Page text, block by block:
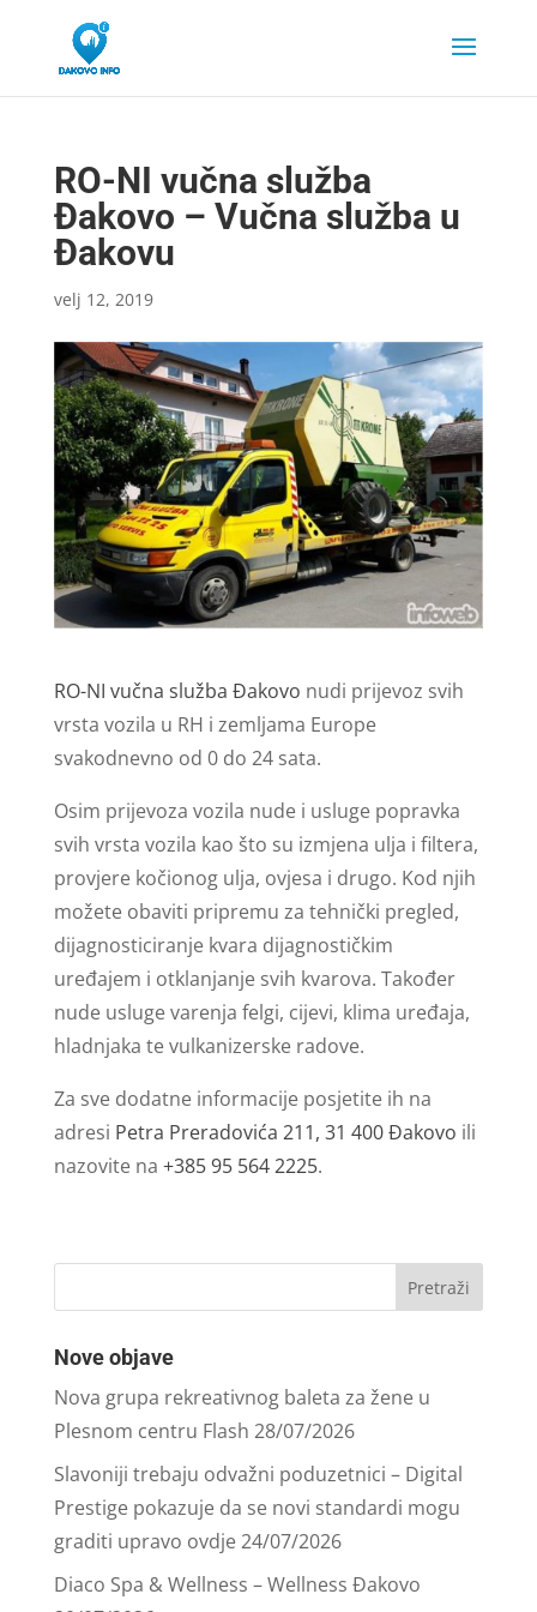
RO-NI vučna služba
Đakovo – Vučna služba u
Đakovu
velj 12, 2019
RO-NI vučna služba Đakovo nudi prijevoz svih
vrsta vozila u RH i zemljama Europe
svakodnevno od 0 do 24 sata.
Osim prijevoza vozila nude i usluge popravka
svih vrsta vozila kao što su izmjena ulja i filtera,
provjere kočionog ulja, ovjesa i drugo. Kod njih
možete obaviti pripremu za tehnički pregled,
dijagnosticiranje kvara dijagnostičkim
uređajem i otklanjanje svih kvarova. Također
nude usluge varenja felgi, cijevi, klima uređaja,
hladnjaka te vulkanizerske radove.
Za sve dodatne informacije posjetite ih na
adresi Petra Preradovića 211, 31 400 Đakovo ili
nazovite na +385 95 564 2225.
Nove objave
Nova grupa rekreativnog baleta za žene u
Plesnom centru Flash 28/07/2026
Slavoniji trebaju odvažni poduzetnici – Digital
Prestige pokazuje da se novi standardi mogu
graditi upravo ovdje24/07/2026
Diaco Spa & Wellness – Wellness Đakovo